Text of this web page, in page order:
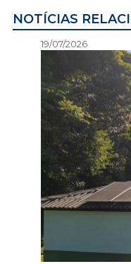
NOTÍCIAS
19/07/2026